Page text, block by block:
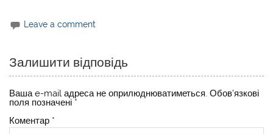
Leave a comment
Залишити відповідь
Ваша e-mail адреса не оприлюднюватиметься. Обов’язкові
поля позначені *
Коментар *